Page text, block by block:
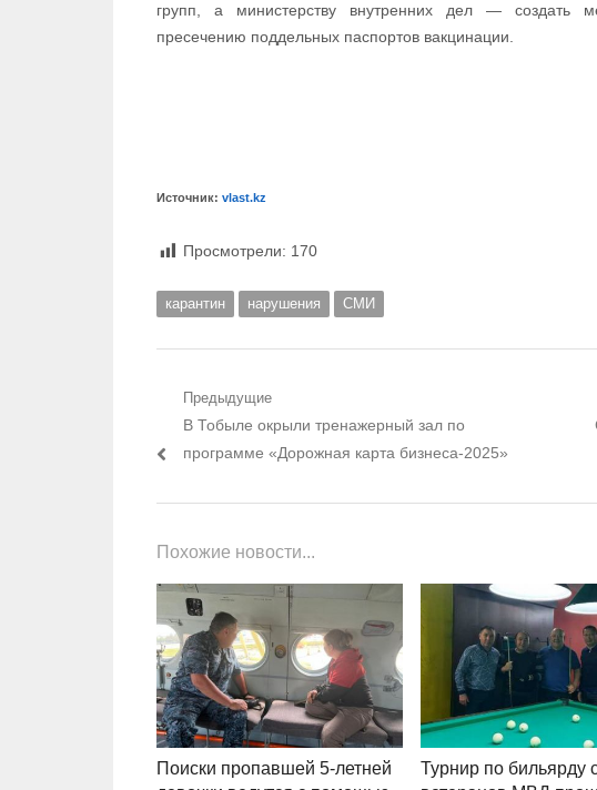
групп, а министерству внутренних дел — создать
пресечению поддельных паспортов вакцинации.
Источник: vlast.kz
Просмотрели: 170
карантин нарушения СМИ
Навигация по записям
Предыдущие
Предыдущий пост:
В Тобыле окрыли тренажерный зал по
программе «Дорожная карта бизнеса-2025»
Похожие новости...
Поиски пропавшей 5-летней
Турнир по бильярду